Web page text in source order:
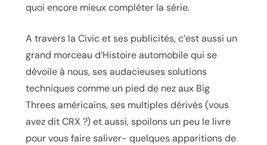
quoi encore mieux compléter la série.
A travers la Civic et ses publicités, c’est aussi un
grand morceau d’Histoire automobile qui se
dévoile à nous, ses audacieuses solutions
techniques comme un pied de nez aux Big
Threes américains, ses multiples dérivés (vous
avez dit CRX ?) et aussi, spoilons un peu le livre
pour vous faire saliver- quelques apparitions de